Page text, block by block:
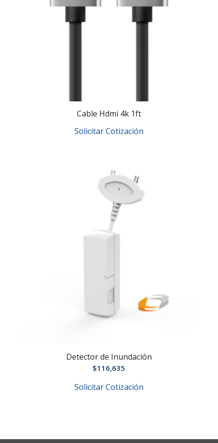
Cable Hdmi 4k 1ft
Solicitar Cotización
Detector de Inundación
$116,635
Solicitar Cotización